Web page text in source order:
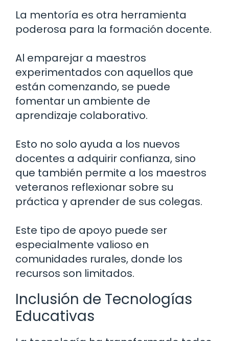
La mentoría es otra herramienta
poderosa para la formación docente.
Al emparejar a maestros
experimentados con aquellos que
están comenzando, se puede
fomentar un ambiente de
aprendizaje colaborativo.
Esto no solo ayuda a los nuevos
docentes a adquirir confianza, sino
que también permite a los maestros
veteranos reflexionar sobre su
práctica y aprender de sus colegas.
Este tipo de apoyo puede ser
especialmente valioso en
comunidades rurales, donde los
recursos son limitados.
Inclusión de Tecnologías
Educativas